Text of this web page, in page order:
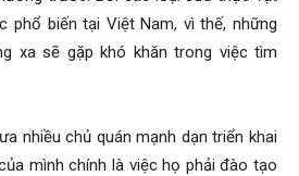
phổ biến tại Việt Nam, vì thế, những
xa sẽ gặp khó khăn trong việc tìm
nhiều chủ quán mạnh dạn triển khai
mình chính là việc họ phải đào tạo